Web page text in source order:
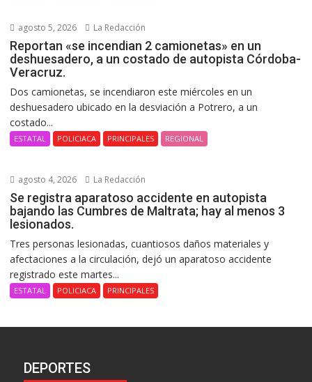
agosto 5, 2026 La Redacción
Reportan «se incendian 2 camionetas» en un
deshuesadero, a un costado de autopista Córdoba-
Veracruz.
Dos camionetas, se incendiaron este miércoles en un
deshuesadero ubicado en la desviación a Potrero, a un
costado...
ESTATAL POLICIACA PRINCIPALES REGIONAL
agosto 4, 2026 La Redacción
Se registra aparatoso accidente en autopista
bajando las Cumbres de Maltrata; hay al menos 3
lesionados.
Tres personas lesionadas, cuantiosos daños materiales y
afectaciones a la circulación, dejó un aparatoso accidente
registrado este martes...
ESTATAL POLICIACA PRINCIPALES
DEPORTES